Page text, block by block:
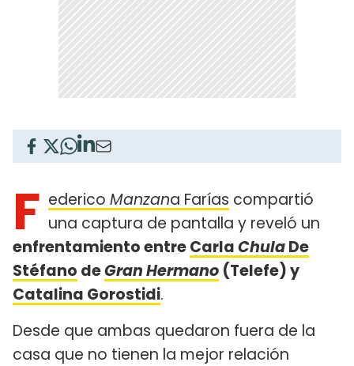
F ederico Manzana Farías compartió
una captura de pantalla y reveló un
enfrentamiento entreCarlaChulaDe
Stéfano deGran Hermano (Telefe) y
Catalina Gorostidi.
Desde que ambas quedaron fuera de la
casa que no tienen la mejor relación